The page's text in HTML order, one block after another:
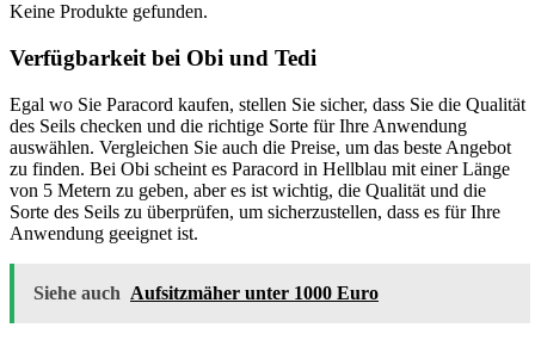
Keine Produkte gefunden.
Verfügbarkeit bei Obi und Tedi
Egal wo Sie Paracord kaufen, stellen Sie sicher, dass Sie die Qualität
des Seils checken und die richtige Sorte für Ihre Anwendung
auswählen. Vergleichen Sie auch die Preise, um das beste Angebot
zu finden. Bei Obi scheint es Paracord in Hellblau mit einer Länge
von 5 Metern zu geben, aber es ist wichtig, die Qualität und die
Sorte des Seils zu überprüfen, um sicherzustellen, dass es für Ihre
Anwendung geeignet ist.
Siehe auch Aufsitzmäher unter 1000 Euro